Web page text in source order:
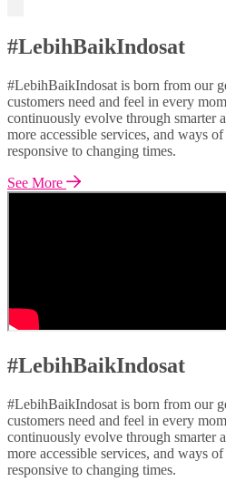
#LebihBaikIndosat
#LebihBaikIndosat is born from our
customers need and feel in every
continuously evolve through smarter
more accessible services, and ways
responsive to changing times.
See More
#LebihBaikIndosat
#LebihBaikIndosat is born from our
customers need and feel in every
continuously evolve through smarter
more accessible services, and ways
responsive to changing times.